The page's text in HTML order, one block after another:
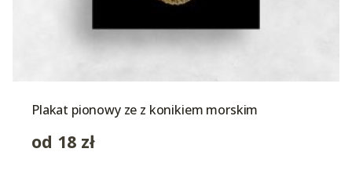
Plakat pionowy ze z konikiem morskim
od 18 zł